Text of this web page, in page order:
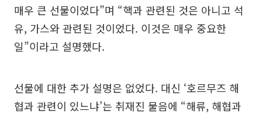
매우 큰 선물이었다”며 “핵과 관련된 것은 아니고 석
유, 가스와 관련된 것이었다. 이것은 매우 중요한
일”이라고 설명했다.
선물에 대한 추가 설명은 없었다. 대신 ‘호르무즈 해
협과 관련이 있느냐’는 취재진 물음에 “해류, 해협과